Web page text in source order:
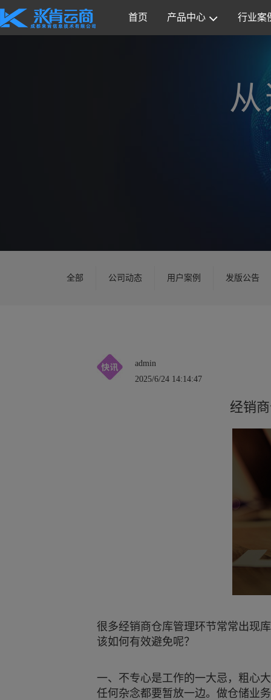
首页 产品中心 行业案
全部 公司动态 用户案例 发版公告
admin
2025/6/24 14:14:47
经销
很多经销商仓库管理环节常常出现
该如何有效避免呢？
一、不专心是工作的一大忌，粗心
任何杂念都要暂放一边。做仓储业